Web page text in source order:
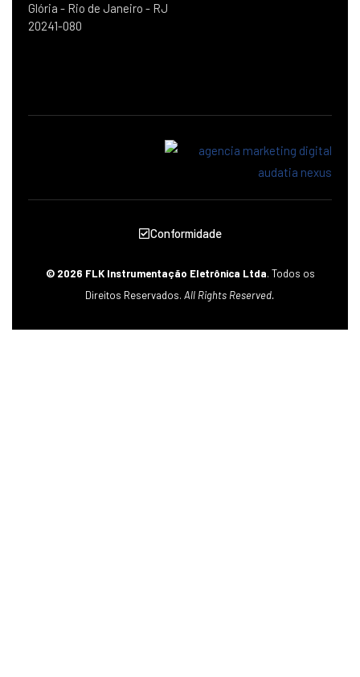
Glória - Rio de Janeiro - RJ
20241-080
© 2026 FLK Instrumentação Eletrônica Ltda. Todos os
Direitos Reservados. All Rights Reserved.
Conformidade